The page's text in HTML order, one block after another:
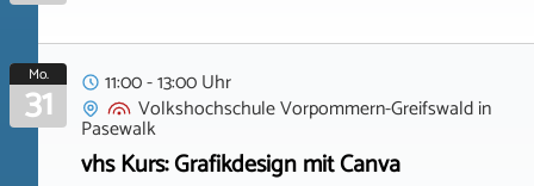
Mo.
31
11:00 - 13:00 Uhr
Volkshochschule Vorpommern-Greifswaldin
Pasewalk
vhs Kurs: Grafikdesign mit Canva